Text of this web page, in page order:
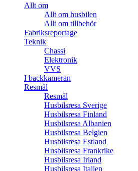
Allt om
Allt om husbilen
Allt om tillbehör
Fabriksreportage
Teknik
Chassi
Elektronik
VVS
I backkameran
Resmål
Resmål
Husbilsresa Sverige
Husbilsresa Finland
Husbilsresa Albanien
Husbilsresa Belgien
Husbilsresa Estland
Husbilsresa Frankrike
Husbilsresa Irland
Husbilsresa Italien